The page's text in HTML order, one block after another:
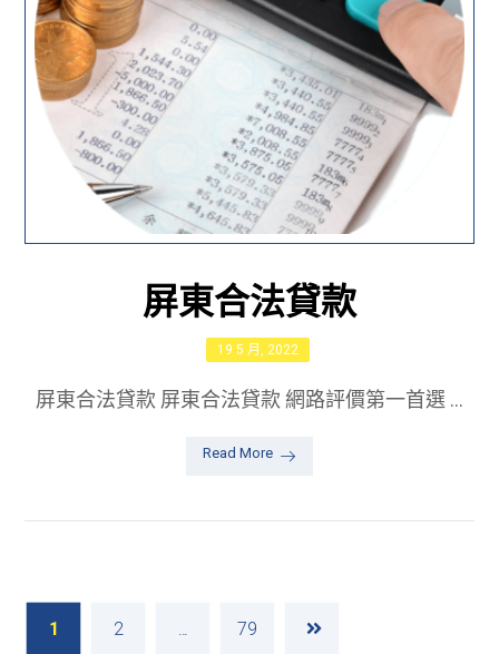
屏東合法貸款
19 5 月, 2022
屏東合法貸款 屏東合法貸款 網路評價第一首選 ...
Read More
1 2 ... 79